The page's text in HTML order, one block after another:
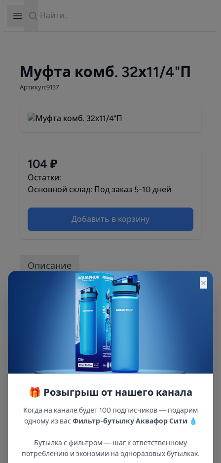
Open sidebar
Муфта комб. 32х11/4"П
Артикул:9137
104 ₽
Остатки:
Основной склад: Под заказ 5-10 дней
Добавить в корзину
Описание
Описание и характеристики смотрите на
В республиках Татарстан и Марий Эл
×
🎁 Розыгрыш от нашего канала
Когда на канале будет 100 подписчиков — подарим
одному из вас Фильтр-бутылку Аквафор Сити 💧
Бутылка с фильтром — шаг к ответственному
потреблению и экономии на одноразовых бутылках.